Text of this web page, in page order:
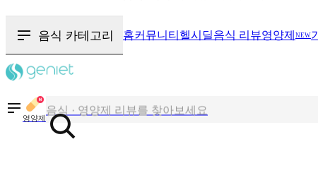
음식 카테고리 홈커뮤니티 헬시딜음식 리뷰영양제 NEW
영양제
칼로리와 영양성분을 검색해보세요
혈당 · 다이어트 음식 검색해보세요